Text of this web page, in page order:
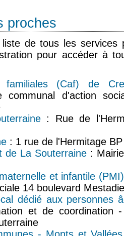
proches
de tous les services
pour accéder à
familiales (Caf) de
communal d'action
: Rue de
: 1 rue de l'Hermitage
de La Souterraine :
et infantile
14 boulevard
dédié aux personnes
et de coordination